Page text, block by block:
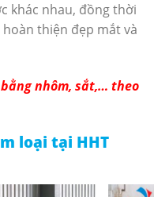
khác nhau, đồng thời
thiện đẹp mắt và
nhôm, sắt,… theo
loại tại HHT